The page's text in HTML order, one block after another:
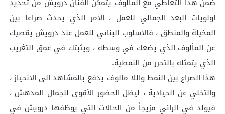
اولويات البعد الجمالي للعمل ، الأمر الذي يحدث صراعا بين
المخيلة والمنطق ، فالأسلوب البنائي للعمل عند درويش يقصيك
عن المألوف الذي يضعك في وسطه ، ويثبتك في عمق التغريب
الذي يتمثله بالتحرر من النمطية.
هذا الصراع بين النمط واللا مألوف يدفع بالمشاهد إلى الانحياز ،
والتخلي عن الحيادية ، ليظل الحضور الأقوى للجمال المدهش ،
فيولد في الرائي مزيجاً من الحالات التي يوظفها درويش في